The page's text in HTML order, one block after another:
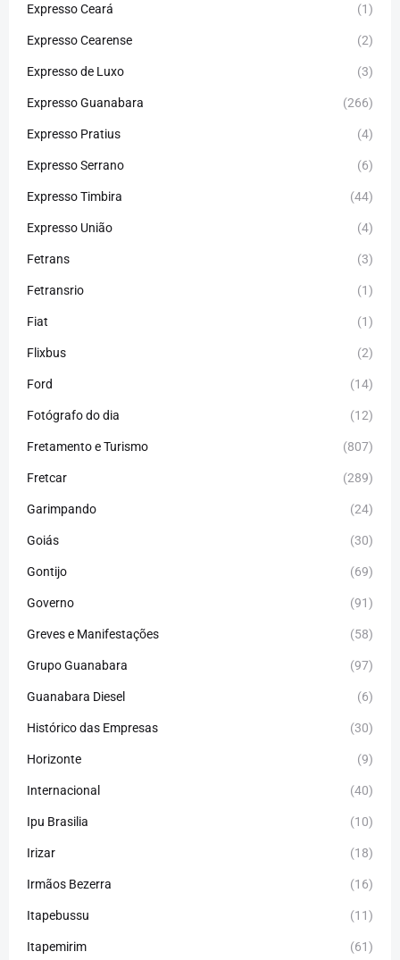
Expresso Ceará (1)
Expresso Cearense (2)
Expresso de Luxo (3)
Expresso Guanabara (266)
Expresso Pratius (4)
Expresso Serrano (6)
Expresso Timbira (44)
Expresso União (4)
Fetrans (3)
Fetransrio (1)
Fiat (1)
Flixbus (2)
Ford (14)
Fotógrafo do dia (12)
Fretamento e Turismo (807)
Fretcar (289)
Garimpando (24)
Goiás (30)
Gontijo (69)
Governo (91)
Greves e Manifestações (58)
Grupo Guanabara (97)
Guanabara Diesel (6)
Histórico das Empresas (30)
Horizonte (9)
Internacional (40)
Ipu Brasilia (10)
Irizar (18)
Irmãos Bezerra (16)
Itapebussu (11)
Itapemirim (61)